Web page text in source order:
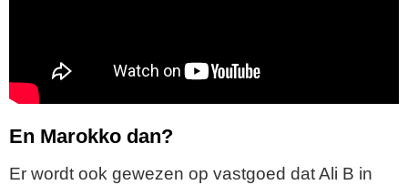
En Marokko dan?
Er wordt ook gewezen op vastgoed dat Ali B in